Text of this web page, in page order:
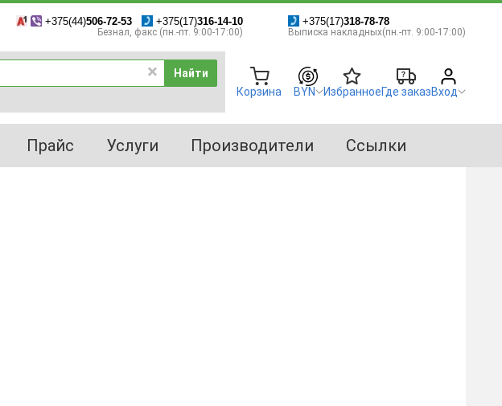
+375(44)506-72-53 +375(17)316-14-10
Безнал, факс (пн.-пт. 9:00-17:00)
+375(17)318-78-78
Выписка накладных(пн.-пт. 9:00-17:00)
Найти
Корзина BYN ИзбранноеГде заказВход
Прайс Услуги Производители
Ссылки